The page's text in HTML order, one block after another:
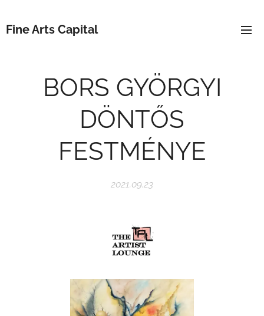
Fine Arts Capital
BORS GYÖRGYI
DÖNTŐS
FESTMÉNYE
2021.09.23